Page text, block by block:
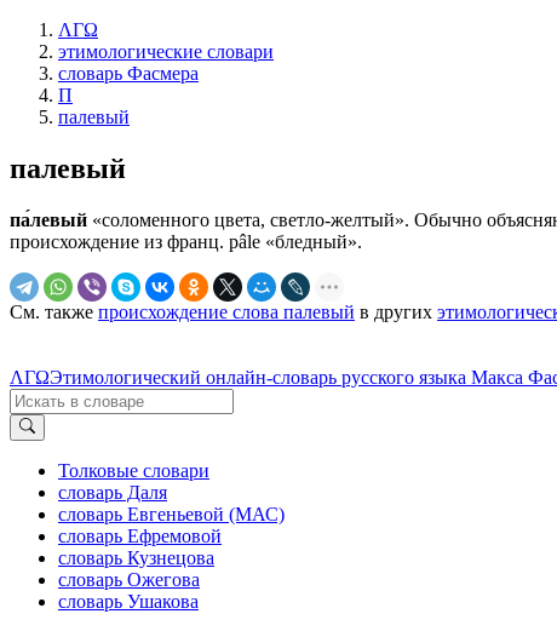
ΛΓΩ
этимологические словари
словарь Фасмера
П
палевый
палевый
па́левый «соломенного цвета, светло-желтый». Обычно
происхождение из франц. pâle «бледный».
См. также происхождение слова палевый в других
ΛΓΩЭтимологический онлайн-словарь русского языка Макса
Толковые словари
словарь Даля
словарь Евгеньевой (МАС)
словарь Ефремовой
словарь Кузнецова
словарь Ожегова
словарь Ушакова